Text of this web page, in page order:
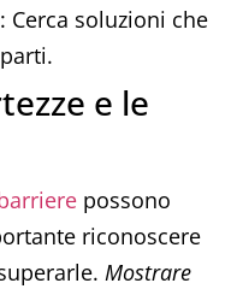
Cerca soluzioni che
e le
possono
riconoscere
Mostrare